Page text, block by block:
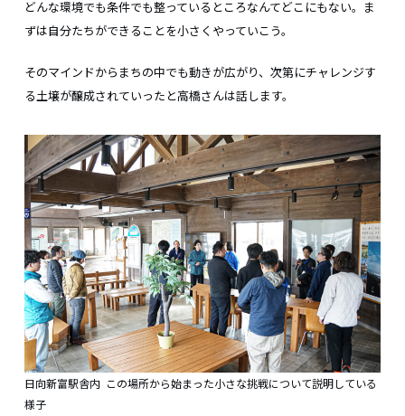
どんな環境でも条件でも整っているところなんてどこにもない。ま
ずは自分たちができることを小さくやっていこう。
そのマインドからまちの中でも動きが広がり、次第にチャレンジす
る土壌が醸成されていったと高橋さんは話します。
日向新富駅舎内 この場所から始まった小さな挑戦について説明している
様子